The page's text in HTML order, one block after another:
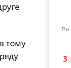
тому
Пн
3